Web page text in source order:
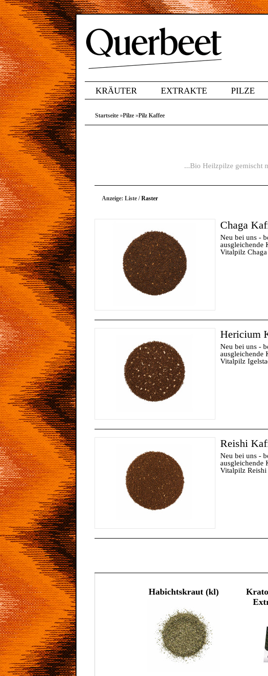
KRÄUTER EXTRAKTE PILZE
Startseite »Pilze »Pilz Kaffee
...Bio Heilzpilze gemischt
Anzeige: Liste / Raster
Chaga
Neu bei uns -
ausgleichende
Vitalpilz
Hericium
Neu bei uns -
ausgleichende
Vitalpilz
Reishi
Neu bei uns -
ausgleichende
Vitalpilz Reishi
Habichtskraut (kl)